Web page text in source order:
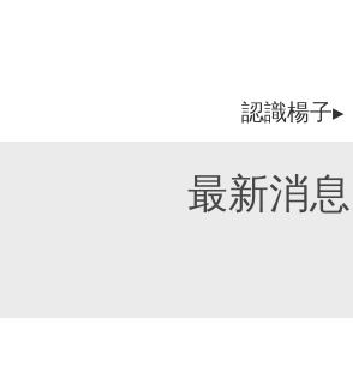
認識楊子
最新消息